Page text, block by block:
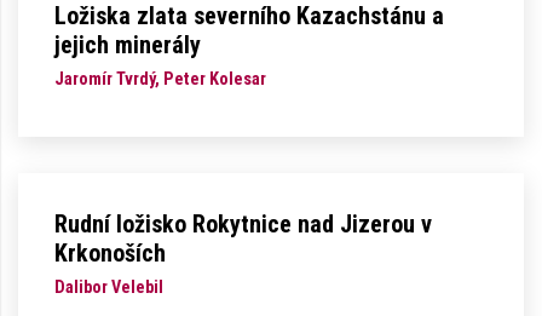
Ložiska zlata severního Kazachstánu a
jejich minerály
Jaromír Tvrdý, Peter Kolesar
Rudní ložisko Rokytnice nad Jizerou v
Krkonoších
Dalibor Velebil